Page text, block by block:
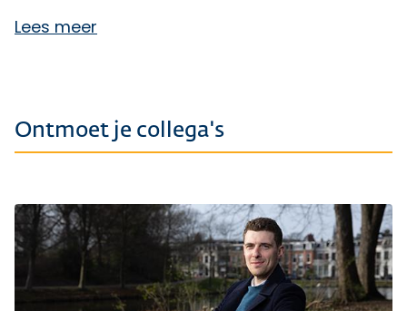
Lees meer
Ontmoet je collega's